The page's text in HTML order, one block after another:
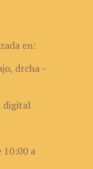
en:
drcha –
digital
10:00 a